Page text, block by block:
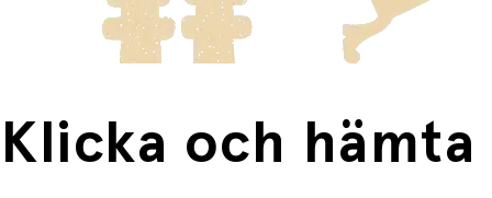
Fri frakt när du handlar för mer än 1500:-
Klicka och hämta